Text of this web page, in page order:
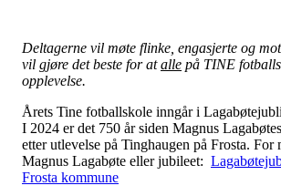
Deltagerne vil møte flinke, engasjerte og
vil gjøre det beste for atalle på TINE
opplevelse.
Årets Tine fotballskole inngår i
I 2024 er det 750 år siden Magnus
etter utlevelse på Tinghaugen på Frosta.
Magnus Lagabøte eller jubileet:
Frosta kommune